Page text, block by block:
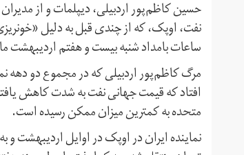
حسین کاظم‌پور اردبیلی، دیپلمات و از
نفت، اوپک، که از چندی قبل به دلیل
ساعات بامداد شنبه بیست و هفتم اردیبهشت
مرگ کاظم‌پور اردبیلی که در مجموع دو دهه
افتاد که قیمت جهانی نفت به شدت کاهش
متحده به کمترین میزان ممکن رسیده است.
نماینده ایران در اوپک در اوایل اردیبهشت